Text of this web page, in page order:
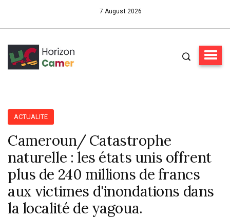
7 August 2026
ACTUALITE
Cameroun/ Catastrophe
naturelle : les états unis offrent
plus de 240 millions de francs
aux victimes d'inondations dans
la localité de yagoua.